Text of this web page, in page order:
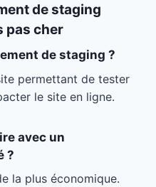
de staging
pas cher
de staging ?
permettant de tester
le site en ligne.
avec un
?
la plus économique.